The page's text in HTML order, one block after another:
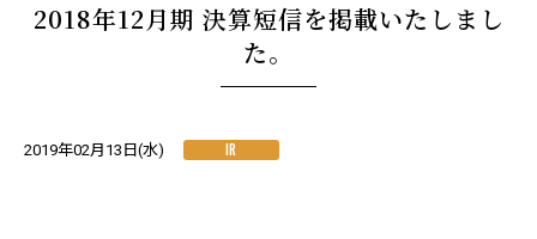
2018年12月期 決算短信を掲載いたしまし
た。
2019年02月13日(水) IR